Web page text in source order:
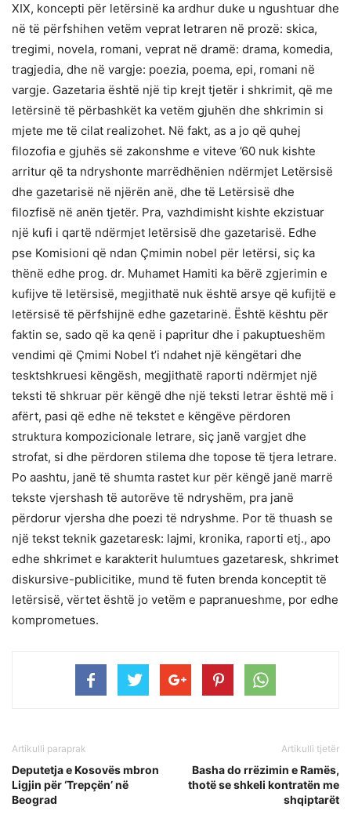
XIX, koncepti për letërsinë ka ardhur duke u ngushtuar dhe
në të përfshihen vetëm veprat letraren në prozë: skica,
tregimi, novela, romani, veprat në dramë: drama, komedia,
tragjedia, dhe në vargje: poezia, poema, epi, romani në
vargje. Gazetaria është një tip krejt tjetër i shkrimit, që me
letërsinë të përbashkët ka vetëm gjuhën dhe shkrimin si
mjete me të cilat realizohet. Në fakt, as a jo që quhej
filozofia e gjuhës së zakonshme e viteve ’60 nuk kishte
arritur që ta ndryshonte marrëdhënien ndërmjet Letërsisë
dhe gazetarisë në njërën anë, dhe të Letërsisë dhe
filozfisë në anën tjetër. Pra, vazhdimisht kishte ekzistuar
një kufi i qartë ndërmjet letërsisë dhe gazetarisë. Edhe
pse Komisioni që ndan Çmimin nobel për letërsi, siç ka
thënë edhe prog. dr. Muhamet Hamiti ka bërë zgjerimin e
kufijve të letërsisë, megjithatë nuk është arsye që kufijtë e
letërsisë të përfshijnë edhe gazetarinë. Është kështu për
faktin se, sado që ka qenë i papritur dhe i pakuptueshëm
vendimi që Çmimi Nobel t’i ndahet një këngëtari dhe
tesktshkruesi këngësh, megjithatë raporti ndërmjet një
teksti të shkruar për këngë dhe një teksti letrar është më i
afërt, pasi që edhe në tekstet e këngëve përdoren
struktura kompozicionale letrare, siç janë vargjet dhe
strofat, si dhe përdoren stilema dhe topose të tjera letrare.
Po aashtu, janë të shumta rastet kur për këngë janë marrë
tekste vjershash të autorëve të ndryshëm, pra janë
përdorur vjersha dhe poezi të ndryshme. Por të thuash se
një tekst teknik gazetaresk: lajmi, kronika, raporti etj., apo
edhe shkrimet e karakterit hulumtues gazetaresk, shkrimet
diskursive-publicitike, mund të futen brenda konceptit të
letërsisë, vërtet është jo vetëm e papranueshme, por edhe
komprometues.
Artikulli paraprak
Deputetja e Kosovës mbron
Ligjin për ‘Trepçën’ në
Beograd
Artikulli tjetër
Basha do rrëzimin e Ramës,
thotë se shkeli kontratën me
shqiptarët